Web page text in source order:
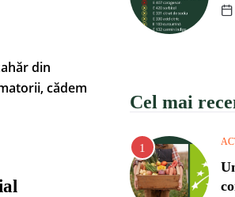
din
cădem
Cel mai